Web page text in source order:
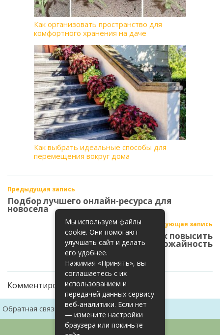
Как организовать пространство для
комфортного хранения на даче
Как выбрать идеальные способы для
перемещения вокруг дома
Предыдущая запись
Подбор лучшего онлайн-ресурса для
новосела
Следующая запись
Почвы и удобрения: как повысить
урожайность
Комментирование закрыто
Обратная связь Карта сайта
Мы используем файлы
cookie. Они помогают
улучшать сайт и делать
его удобнее.
Нажимая «Принять», вы
соглашаетесь с их
использованием и
передачей данных сервису
веб-аналитики. Если нет
— измените настройки
браузера или покиньте